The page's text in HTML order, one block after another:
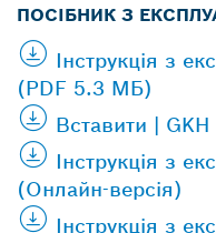
ПОСІБНИК З
Інструкція з
(PDF 5.3 МБ)
Вставити |
Інструкція з
(Онлайн-версія)
Інструкція з